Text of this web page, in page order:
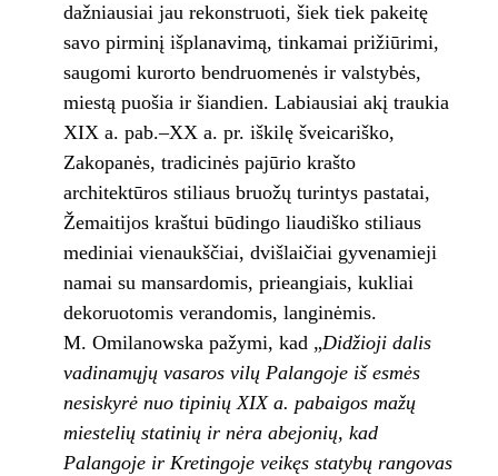
dažniausiai jau rekonstruoti, šiek tiek pakeitę
savo pirminį išplanavimą, tinkamai prižiūrimi,
saugomi kurorto bendruomenės ir valstybės,
miestą puošia ir šiandien. Labiausiai akį traukia
XIX a. pab.–XX a. pr. iškilę šveicariško,
Zakopanės, tradicinės pajūrio krašto
architektūros stiliaus bruožų turintys pastatai,
Žemaitijos kraštui būdingo liaudiško stiliaus
mediniai vienaukščiai, dvišlaičiai gyvenamieji
namai su mansardomis, prieangiais, kukliai
dekoruotomis verandomis, langinėmis.
M. Omilanowska pažymi, kad „Didžioji dalis
vadinamųjų vasaros vilų Palangoje iš esmės
nesiskyrė nuo tipinių XIX a. pabaigos mažų
miestelių statinių ir nėra abejonių, kad
Palangoje ir Kretingoje veikęs statybų rangovas